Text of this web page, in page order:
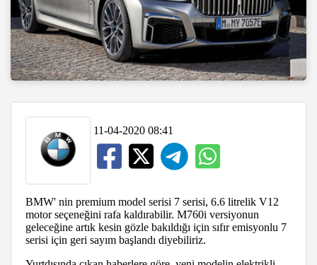
11-04-2020 08:41
BMW' nin premium model serisi 7 serisi, 6.6 litrelik V12
motor seçeneğini rafa kaldırabilir. M760i versiyonun
geleceğine artık kesin gözle bakıldığı için sıfır emisyonlu 7
serisi için geri sayım başlandı diyebiliriz.